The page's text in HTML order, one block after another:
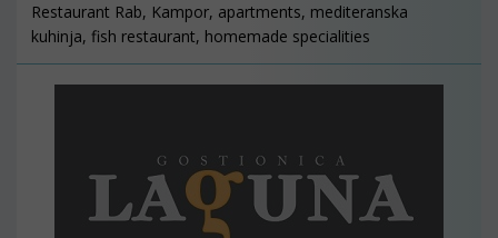
Restaurant Rab, Kampor, apartments, mediteranska
kuhinja, fish restaurant, homemade specialities